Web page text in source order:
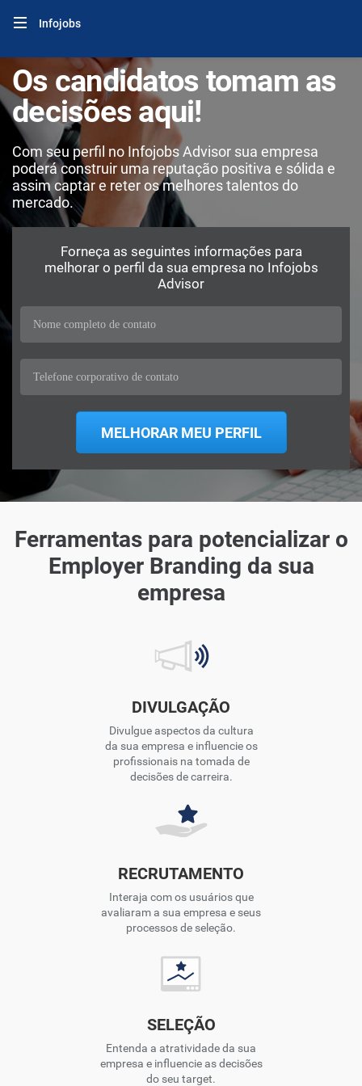
Infojobs
Os candidatos tomam as
decisões aqui!
Com seu perfil no Infojobs Advisor sua empresa
poderá construir uma reputação positiva e sólida e
assim captar e reter os melhores talentos do
mercado.
Forneça as seguintes informações para
melhorar o perfil da sua empresa no Infojobs
Advisor
Ferramentas para potencializar o
Employer Branding da sua
empresa
DIVULGAÇÃO
Divulgue aspectos da cultura
da sua empresa e influencie os
profissionais na tomada de
decisões de carreira.
RECRUTAMENTO
Interaja com os usuários que
avaliaram a sua empresa e seus
processos de seleção.
SELEÇÃO
Entenda a atratividade da sua
empresa e influencie as decisões
do seu target.